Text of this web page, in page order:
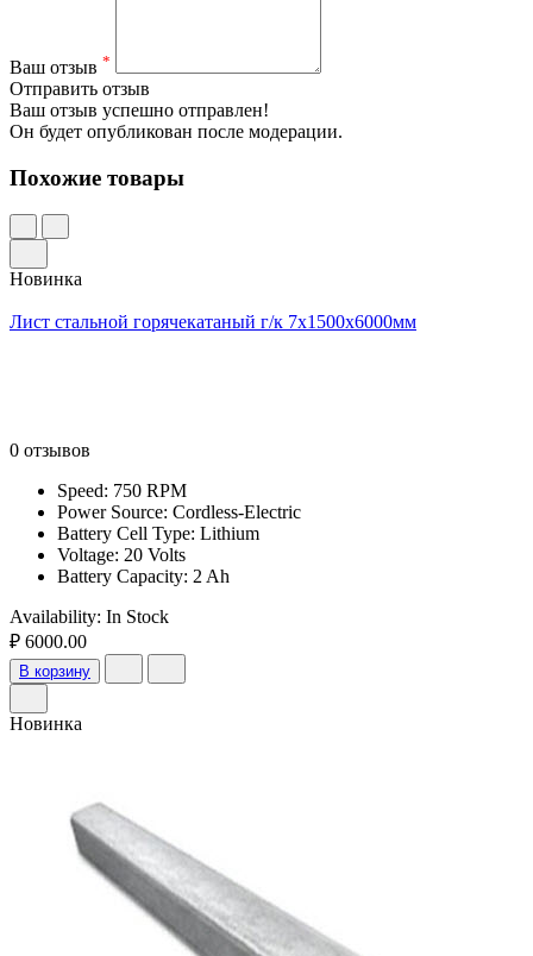
Ваш отзыв *
Отправить отзыв
Ваш отзыв успешно отправлен!
Он будет опубликован после модерации.
Похожие товары
Новинка
Лист стальной горячекатаный г/к 7х1500х6000мм
0 отзывов
Speed: 750 RPM
Power Source: Cordless-Electric
Battery Cell Type: Lithium
Voltage: 20 Volts
Battery Capacity: 2 Ah
Availability: In Stock
₽ 6000.00
В корзину
Новинка